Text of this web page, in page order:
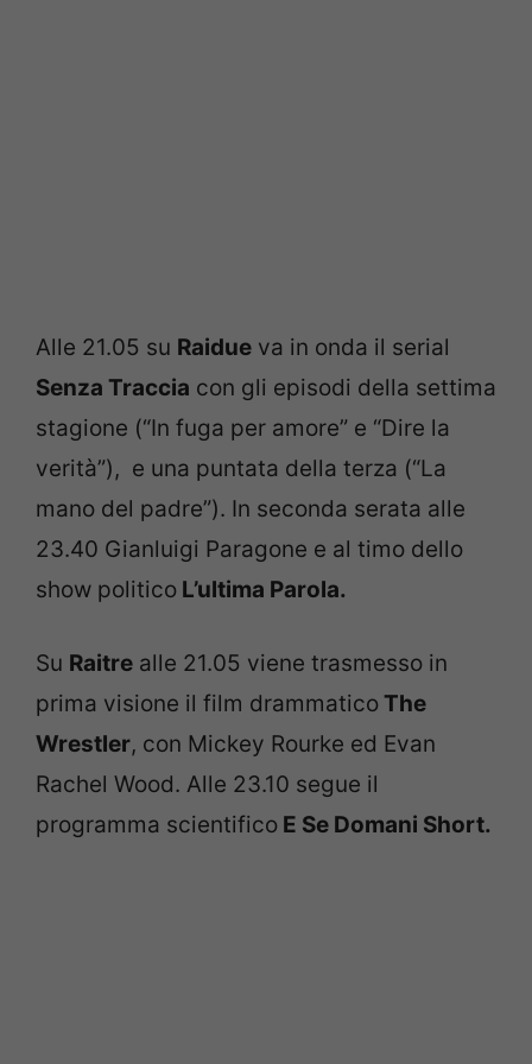
Alle 21.05 su Raidue va in onda il serial
Senza Traccia con gli episodi della settima
stagione (“In fuga per amore” e “Dire la
verità”), e una puntata della terza (“La
mano del padre”). In seconda serata alle
23.40 Gianluigi Paragone e al timo dello
show politico L’ultima Parola.
Su Raitre alle 21.05 viene trasmesso in
prima visione il film drammaticoThe
Wrestler, con Mickey Rourke ed Evan
Rachel Wood. Alle 23.10 segue il
programma scientifico E Se Domani Short.